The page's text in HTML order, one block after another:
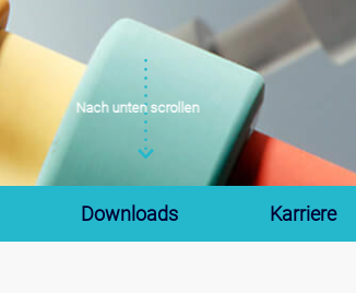
Nach unten scrollen
Downloads Karriere